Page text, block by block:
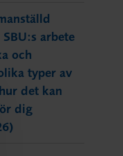
arbete
och
typer av
det kan
dig